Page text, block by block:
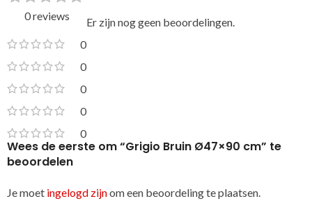
0 reviews
0
0
0
0
0
Er zijn nog geen beoordelingen.
Wees de eerste om “Grigio Bruin Ø47×90 cm” te
beoordelen
Je moet ingelogd zijnom een beoordeling te plaatsen.